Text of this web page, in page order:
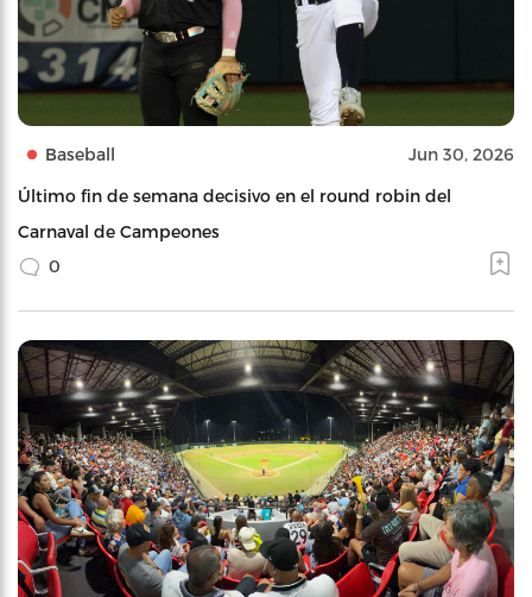
Baseball Jun 30, 2026
Último fin de semana decisivo en el round robin del
Carnaval de Campeones
0